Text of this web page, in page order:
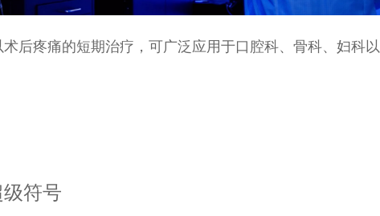
后疼痛的短期治疗，可广泛应用于口腔科、骨科、妇科以
符号